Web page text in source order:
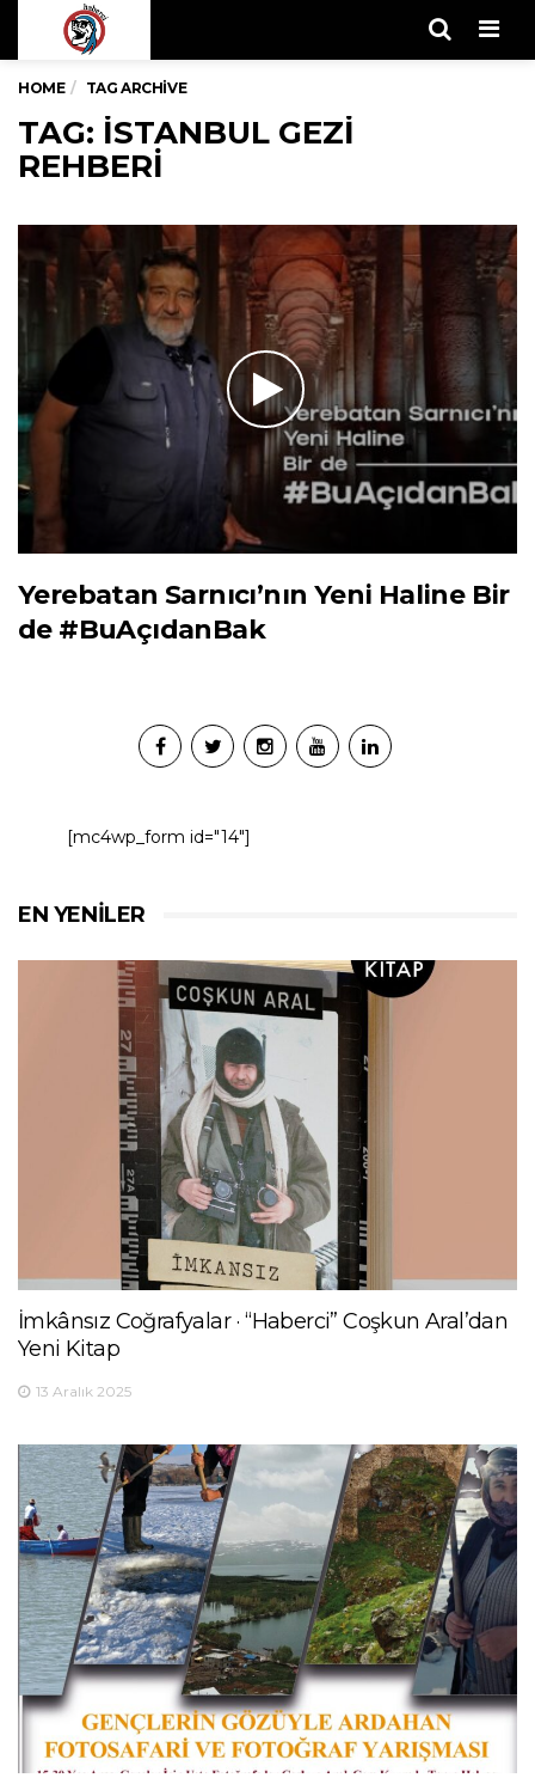
HOME TAG ARCHIVE
TAG: ISTANBUL GEZI
REHBERI
Yerebatan Sarnıcı’nın Yeni Haline Bir
de #BuAçıdanBak
[mc4wp_form id="14"]
EN YENILER
İmkânsız Coğrafyalar · “Haberci” Coşkun Aral’dan
Yeni Kitap
13 Aralık 2025